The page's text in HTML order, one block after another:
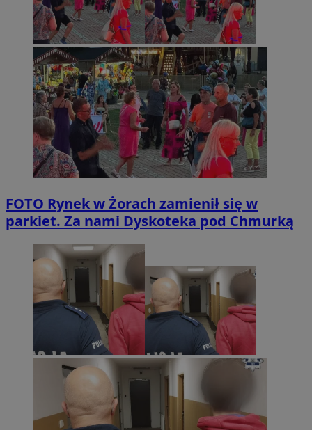
FOTO Rynek w Żorach zamienił się w
parkiet. Za nami Dyskoteka pod Chmurką